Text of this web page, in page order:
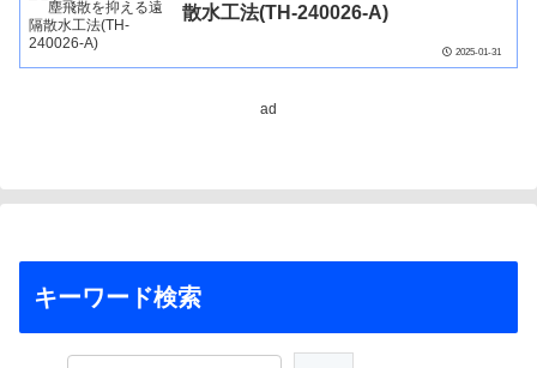
散水工法(TH-240026-A)
2025-01-31
ad
キーワード検索